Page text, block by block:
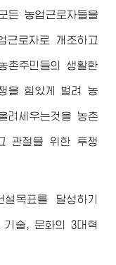
든 농업근로자들을
근로자로 개조하고
촌주민들의 생활환
을 힘있게 벌려 농
려세우는것을 농촌
관철을 위한 투쟁
목표를 달성하기
기술, 문화의 3대혁